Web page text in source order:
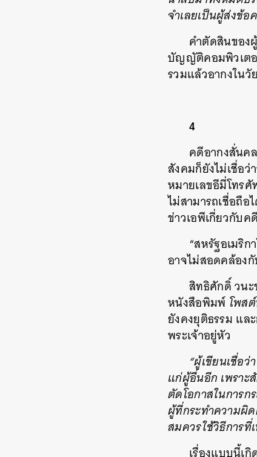
จำเลยเป็นผู้ส่งข้
คำตัดสินของ
บัญญัติคอมพิวเตอ
รวมแล้วอากงใน
4
คดีอากงสั่นค
สังคมก็ยังไม่เชื่อว่
หมายเลขอีมี่โทร
ไม่สามารถเชื่อถื
ข่าวเอพีเกี่ยวกับค
“สหรัฐอเมริ
อาจไม่สอดคล้อง
สิทธิศักดิ์ วนะ
หนังสือพิมพ์ โพส
ยังคงยุติธรรม แล
พระเจ้าอยู่หัว
“ผู้เขียนเชื่อ
แก่ผู้อื่นอีก เพราะ
ตัดโอกาสในการก
ผู้ที่กระทำความผิ
สมควรใช้วิธีการ